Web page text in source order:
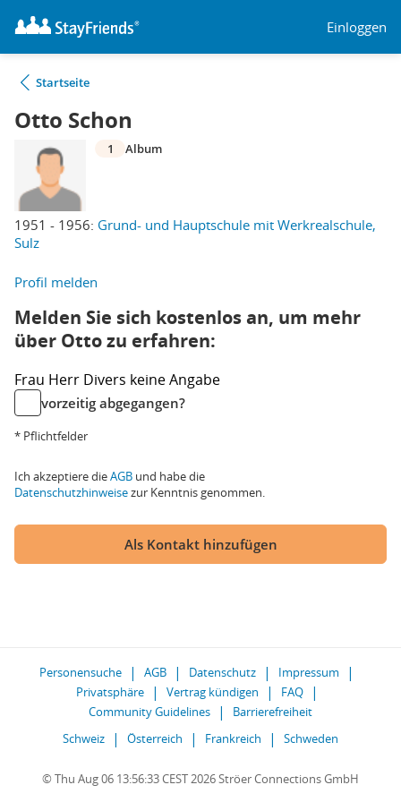
Einloggen
Startseite
Otto Schon
1951 - 1956: Grund- und Hauptschule mit Werkrealschule,
Sulz
1 Album
Profil melden
Melden Sie sich kostenlos an, um mehr
über Otto zu erfahren:
Frau Herr Divers keine Angabe
vorzeitig abgegangen?
* Pflichtfelder
Ich akzeptiere dieAGB und habe die
Datenschutzhinweisezur Kenntnis genommen.
Als Kontakt hinzufügen
Personensuche AGB Datenschutz
Impressum
Privatsphäre
Vertrag kündigen
FAQ
Community Guidelines
Barrierefreiheit
Schweiz
Österreich Frankreich Schweden
© Thu Aug 06 13:56:33 CEST 2026 Ströer Connections GmbH